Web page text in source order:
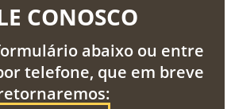
CONOSCO
abaixo ou entre
telefone, que em breve